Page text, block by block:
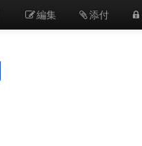
編集 添付